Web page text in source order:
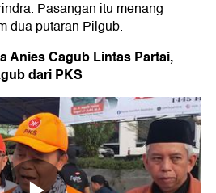
Pasangan itu menang
dua putaran Pilgub.
Anies Cagub Lintas Partai,
dari PKS